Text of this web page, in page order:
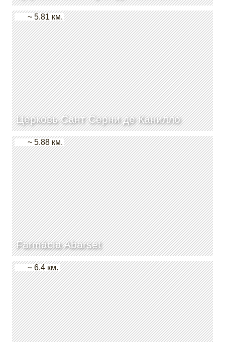
Церковь Сант Серни де Канилло
~ 5.81 км.
Farmàcia Abarset
~ 5.88 км.
~ 6.4 км.